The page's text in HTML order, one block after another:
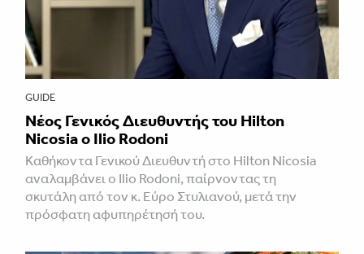
GUIDE
Νέος Γενικός Διευθυντής του Hilton
Nicosia ο Ilio Rodoni
Καθήκοντα Γενικού Διευθυντή στο Hilton Nicosia
αναλαμβάνει ο Ilio Rodoni, παίρνοντας τη
σκυτάλη από τον κ. Εύρο Στυλιανού, μετά την
πρόσφατη αφυπηρέτησή του.